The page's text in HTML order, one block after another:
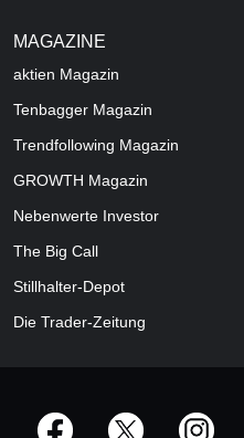
MAGAZINE
aktien Magazin
Tenbagger Magazin
Trendfollowing Magazin
GROWTH Magazin
Nebenwerte Investor
The Big Call
Stillhalter-Depot
Die Trader-Zeitung
offizielle Social Media-